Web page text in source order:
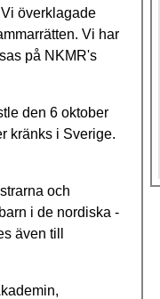
överklagade
Vi har
på NKMR's
den 6 oktober
kränks i Sverige.
och
i de nordiska -
även till